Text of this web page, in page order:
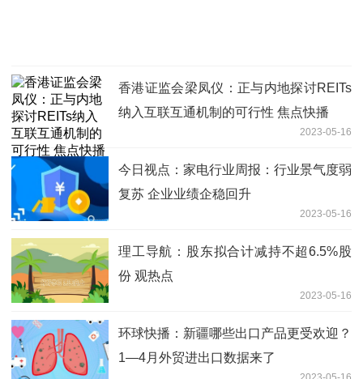
香港证监会梁凤仪：正与内地探讨REITs
纳入互联互通机制的可行性 焦点快播
2023-05-16
今日视点：家电行业周报：行业景气度弱
复苏 企业业绩企稳回升
2023-05-16
理工导航：股东拟合计减持不超6.5%股
份 观热点
2023-05-16
环球快播：新疆哪些出口产品更受欢迎？
1—4月外贸进出口数据来了